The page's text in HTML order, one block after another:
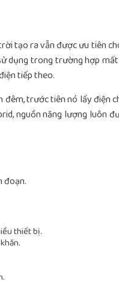
tạo ra vẫn được ưu tiên
dụng trong trường hợp mất
tiếp theo.
trước tiên nó lấy điện
nguồn năng lượng luôn
đoạn.
thiết bị.